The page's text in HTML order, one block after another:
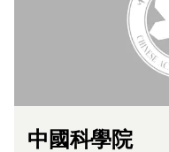
中國科學院